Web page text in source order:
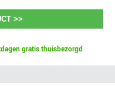
>>
gratis thuisbezorgd